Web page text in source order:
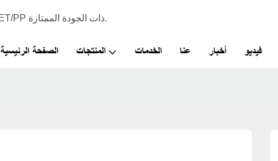
شركة Johsean Machinery - تصنع آلات النفخ التي يمكن استخدامها لإنتاج زجاجات PET/PP ذات الجودة الممتازة.
الصفحة الرئيسية المنتجات الخدمات عنا أخبار فيديو